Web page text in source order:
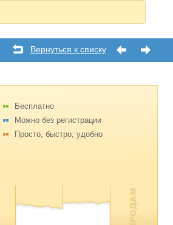
Вернуться к списку
Бесплатно
Можно без регистрации
Просто, быстро, удобно